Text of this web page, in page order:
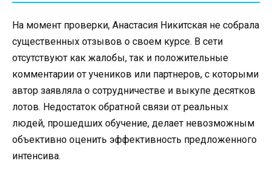
На момент проверки, Анастасия Никитская не собрала
существенных отзывов о своем курсе. В сети
отсутствуют как жалобы, так и положительные
комментарии от учеников или партнеров, с которыми
автор заявляла о сотрудничестве и выкупе десятков
лотов. Недостаток обратной связи от реальных
людей, прошедших обучение, делает невозможным
объективно оценить эффективность предложенного
интенсива.